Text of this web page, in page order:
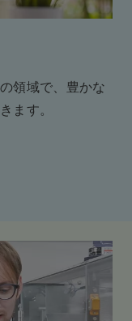
領域で、 豊かな
ます。